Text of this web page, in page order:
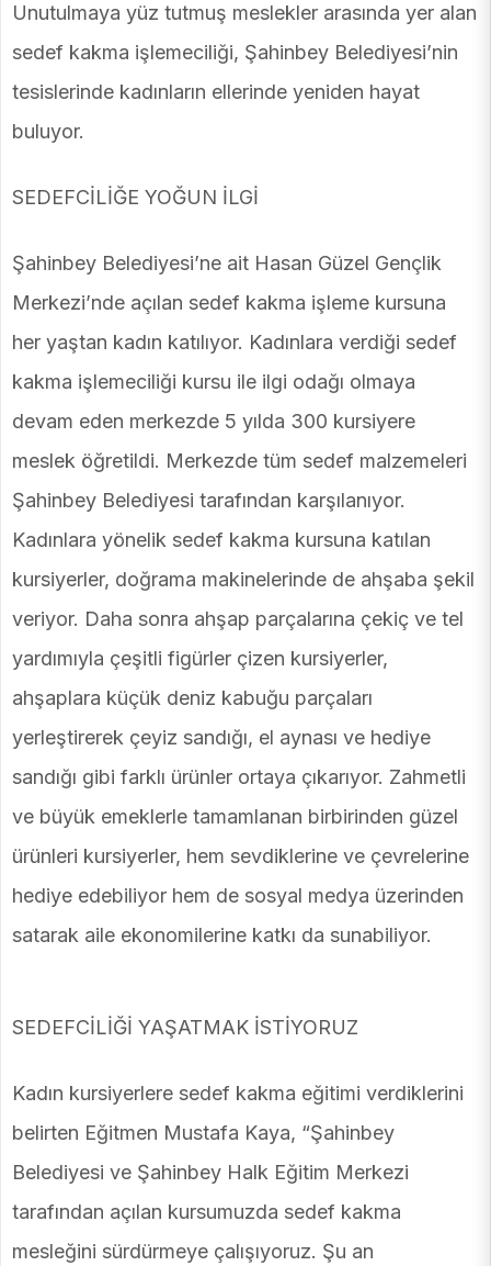
Unutulmaya yüz tutmuş meslekler arasında yer alan
sedef kakma işlemeciliği, Şahinbey Belediyesi’nin
tesislerinde kadınların ellerinde yeniden hayat
buluyor.
SEDEFCİLİĞE YOĞUN İLGİ
Şahinbey Belediyesi’ne ait Hasan Güzel Gençlik
Merkezi’nde açılan sedef kakma işleme kursuna
her yaştan kadın katılıyor. Kadınlara verdiği sedef
kakma işlemeciliği kursu ile ilgi odağı olmaya
devam eden merkezde 5 yılda 300 kursiyere
meslek öğretildi. Merkezde tüm sedef malzemeleri
Şahinbey Belediyesi tarafından karşılanıyor.
Kadınlara yönelik sedef kakma kursuna katılan
kursiyerler, doğrama makinelerinde de ahşaba şekil
veriyor. Daha sonra ahşap parçalarına çekiç ve tel
yardımıyla çeşitli figürler çizen kursiyerler,
ahşaplara küçük deniz kabuğu parçaları
yerleştirerek çeyiz sandığı, el aynası ve hediye
sandığı gibi farklı ürünler ortaya çıkarıyor. Zahmetli
ve büyük emeklerle tamamlanan birbirinden güzel
ürünleri kursiyerler, hem sevdiklerine ve çevrelerine
hediye edebiliyor hem de sosyal medya üzerinden
satarak aile ekonomilerine katkı da sunabiliyor.
SEDEFCİLİĞİ YAŞATMAK İSTİYORUZ
Kadın kursiyerlere sedef kakma eğitimi verdiklerini
belirten Eğitmen Mustafa Kaya, “Şahinbey
Belediyesi ve Şahinbey Halk Eğitim Merkezi
tarafından açılan kursumuzda sedef kakma
mesleğini sürdürmeye çalışıyoruz. Şu an